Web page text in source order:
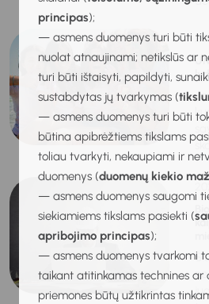
principas);
— asmens duomenys turi būti
nuolat atnaujinami; netikslūs ar
turi būti ištaisyti, papildyti,
sustabdytas jų tvarkymas (
— asmens duomenys turi būti
būtina apibrėžtiems tikslams
toliau tvarkyti, nekaupiami ir
duomenys (duomenų kiekio
— asmens duomenys saugomi
siekiamiems tikslams pasiekti (
apribojimo principas);
— asmens duomenys tvarkomi
taikant atitinkamas technines ar
priemones būtų užtikrintas